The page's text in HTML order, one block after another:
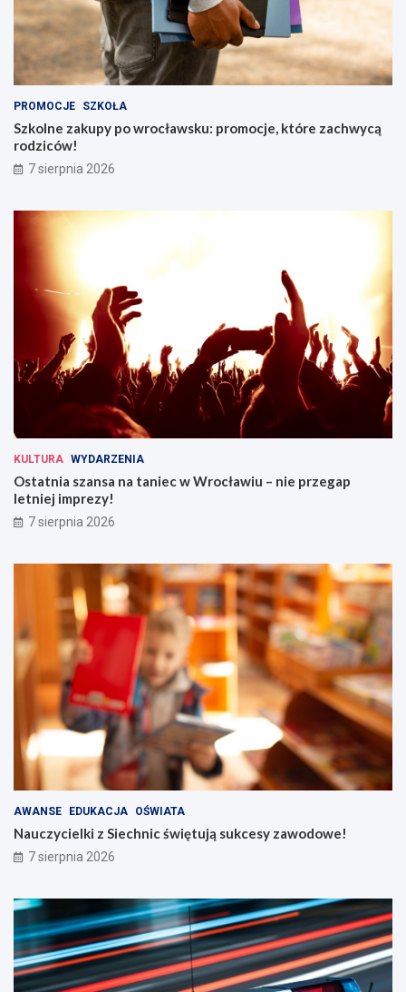
PROMOCJE SZKOŁA
Szkolne zakupy po wrocławsku: promocje, które zachwycą
rodziców!
7 sierpnia 2026
KULTURA WYDARZENIA
Ostatnia szansa na taniec w Wrocławiu – nie przegap
letniej imprezy!
7 sierpnia 2026
AWANSE EDUKACJA OŚWIATA
Nauczycielki z Siechnic świętują sukcesy zawodowe!
7 sierpnia 2026